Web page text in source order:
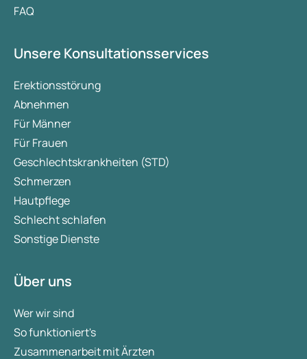
FAQ
Unsere Konsultationsservices
Erektionsstörung
Abnehmen
Für Männer
Für Frauen
Geschlechtskrankheiten (STD)
Schmerzen
Hautpflege
Schlecht schlafen
Sonstige Dienste
Über uns
Wer wir sind
So funktioniert's
Zusammenarbeit mit Ärzten